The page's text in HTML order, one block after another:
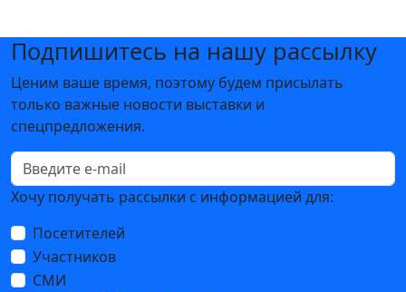
Подпишитесь на нашу рассылку
Ценим ваше время, поэтому будем присылать
только важные новости выставки и
спецпредложения.
Хочу получать рассылки с информацией для:
Посетителей
Участников
СМИ